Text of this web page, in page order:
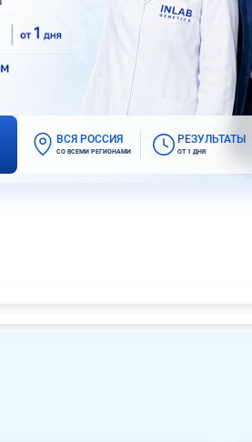
ВСЯ РОССИЯ
СО ВСЕМИ РЕГИОНАМИ
РЕЗУЛЬТАТЫ
ОТ 1 ДНЯ